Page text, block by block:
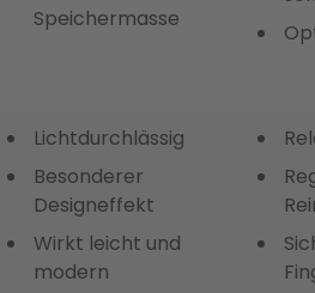
Speichermasse
Lichtdurchlässig
Besonderer
Designeffekt
Wirkt leicht und
modern